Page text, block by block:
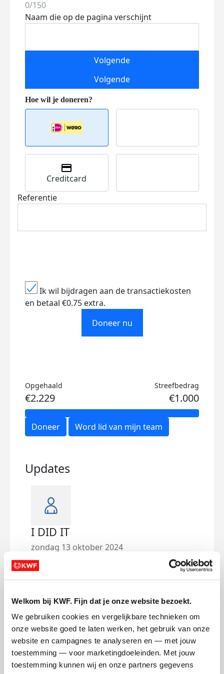
Welkom bij KWF. Fijn dat je onze website bezoekt.
We gebruiken cookies en vergelijkbare technieken om
onze website goed te laten werken, het gebruik van onze
website en campagnes te analyseren en — met jouw
toestemming — voor marketingdoeleinden. Met jouw
toestemming kunnen wij en onze partners gegevens
0/150
Naam die op de pagina verschijnt
Volgende
Volgende
Creditcard
Referentie
Ik wil bijdragen aan de transactiekosten
en betaal €0.75 extra.
Doneer nu
Opgehaald
€2.229
Streefbedrag
€1.000
Doneer Word lid van mijn team
Updates
I DID IT
zondag 13 oktober 2024